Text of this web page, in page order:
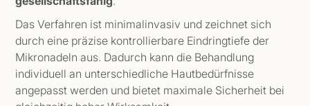
Das Verfahren ist minimalinvasiv und zeichnet sich
durch eine präzise kontrollierbare Eindringtiefe der
Mikronadeln aus. Dadurch kann die Behandlung
individuell an unterschiedliche Hautbedürfnisse
angepasst werden und bietet maximale Sicherheit bei